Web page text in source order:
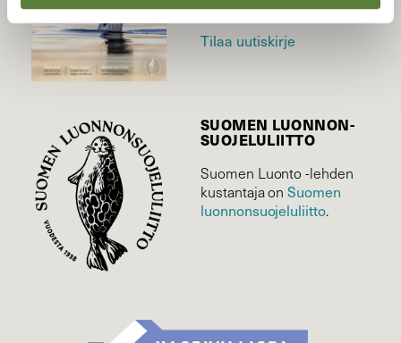
Äänestä parasta juttua
Tilaa uutiskirje
SUOMEN LUONNON­
SUOJELU­LIITTO
Suomen Luonto -lehden
kustantaja onSuomen
luonnonsuojelu­liitto.